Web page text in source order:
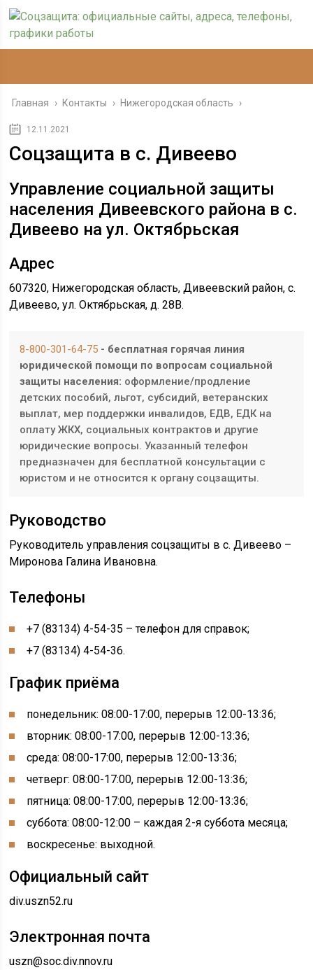
Главная › Контакты › Нижегородская область ›
12.11.2021
Соцзащита в с. Дивеево
Управление социальной защиты
населения Дивеевского района в с.
Дивеево на ул. Октябрьская
Адрес
607320, Нижегородская область, Дивеевский район, с.
Дивеево, ул. Октябрьская, д. 28В.
8-800-301-64-75 - бесплатная горячая линия
юридической помощи по вопросам социальной
защиты населения: оформление/продление
детских пособий, льгот, субсидий, ветеранских
выплат, мер поддержки инвалидов, ЕДВ, ЕДК на
оплату ЖКХ, социальных контрактов и другие
юридические вопросы. Указанный телефон
предназначен для бесплатной консультации с
юристом и не относится к органу соцзащиты.
Руководство
Руководитель управления соцзащиты в с. Дивеево –
Миронова Галина Ивановна.
Телефоны
+7 (83134) 4-54-35 – телефон для справок;
+7 (83134) 4-54-36.
График приёма
понедельник: 08:00-17:00, перерыв 12:00-13:36;
вторник: 08:00-17:00, перерыв 12:00-13:36;
среда: 08:00-17:00, перерыв 12:00-13:36;
четверг: 08:00-17:00, перерыв 12:00-13:36;
пятница: 08:00-17:00, перерыв 12:00-13:36;
суббота: 08:00-12:00 – каждая 2-я суббота месяца;
воскресенье: выходной.
Официальный сайт
div.uszn52.ru
Электронная почта
uszn@soc.div.nnov.ru